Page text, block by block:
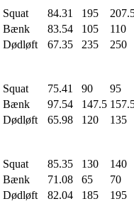
Squat 84.31 195
Bænk 83.54 105
110
Dødløft 67.35 235 250
Squat 75.41 90
95
Bænk 97.54 147.5
Dødløft 65.98 120 135
Squat 85.35 130
140
Bænk 71.08 65
70
Dødløft 82.04 185 195